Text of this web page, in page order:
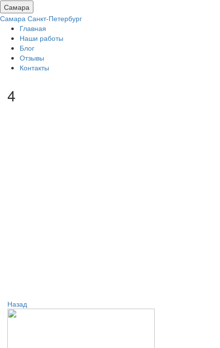
Самара
Самара Санкт-Петербург
Главная
Наши работы
Блог
Отзывы
Контакты
4
Назад